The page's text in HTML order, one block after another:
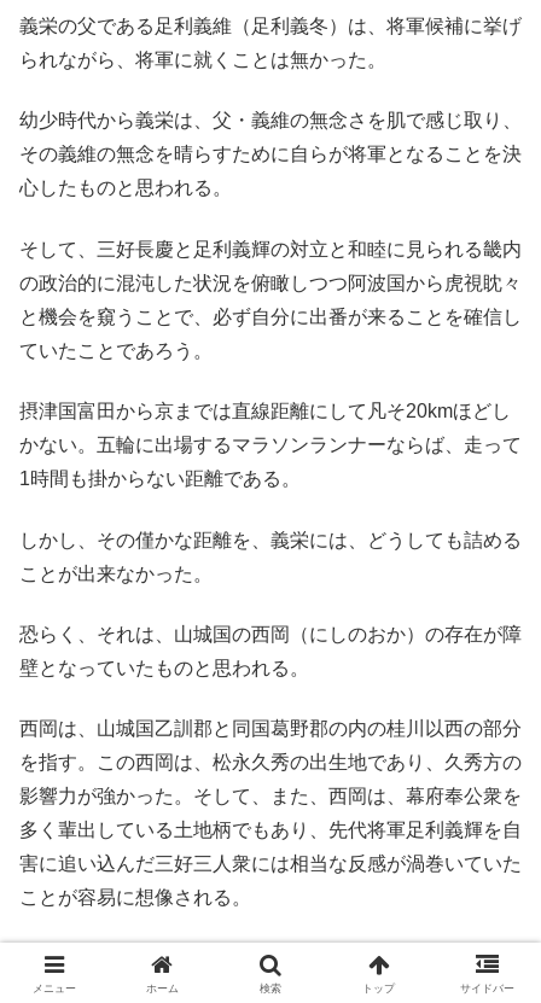
義栄の父である足利義維（足利義冬）は、将軍候補に挙げ
られながら、将軍に就くことは無かった。
幼少時代から義栄は、父・義維の無念さを肌で感じ取り、
その義維の無念を晴らすために自らが将軍となることを決
心したものと思われる。
そして、三好長慶と足利義輝の対立と和睦に見られる畿内
の政治的に混沌した状況を俯瞰しつつ阿波国から虎視眈々
と機会を窺うことで、必ず自分に出番が来ることを確信し
ていたことであろう。
摂津国富田から京までは直線距離にして凡そ20kmほどし
かない。五輪に出場するマラソンランナーならば、走って
1時間も掛からない距離である。
しかし、その僅かな距離を、義栄には、どうしても詰める
ことが出来なかった。
恐らく、それは、山城国の西岡（にしのおか）の存在が障
壁となっていたものと思われる。
西岡は、山城国乙訓郡と同国葛野郡の内の桂川以西の部分
を指す。この西岡は、松永久秀の出生地であり、久秀方の
影響力が強かった。そして、また、西岡は、幕府奉公衆を
多く輩出している土地柄でもあり、先代将軍足利義輝を自
害に追い込んだ三好三人衆には相当な反感が渦巻いていた
ことが容易に想像される。
このような不穏な空気に満ちた西岡を通らない限り、西方
から東上する義栄にとって上洛は不可能だったのである。
メニュー ホーム 検索 トップ サイドバー